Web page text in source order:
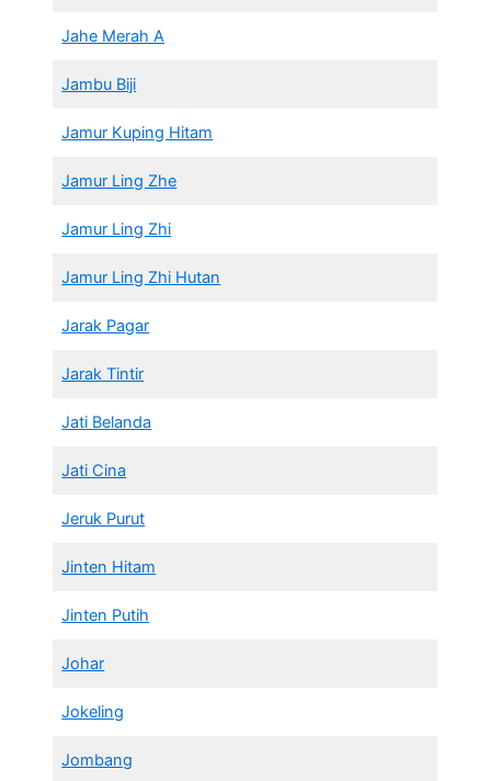
Jahe Merah A
Jambu Biji
Jamur Kuping Hitam
Jamur Ling Zhe
Jamur Ling Zhi
Jamur Ling Zhi Hutan
Jarak Pagar
Jarak Tintir
Jati Belanda
Jati Cina
Jeruk Purut
Jinten Hitam
Jinten Putih
Johar
Jokeling
Jombang